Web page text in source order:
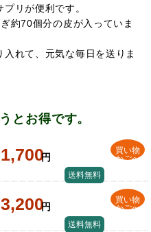
リが便利です。
約70個分の皮が入っていま
れて、元気な毎日を送りま
とお得です。
1,700円
買い物
かごへ
送料無料
3,200円
買い物
かごへ
送料無料